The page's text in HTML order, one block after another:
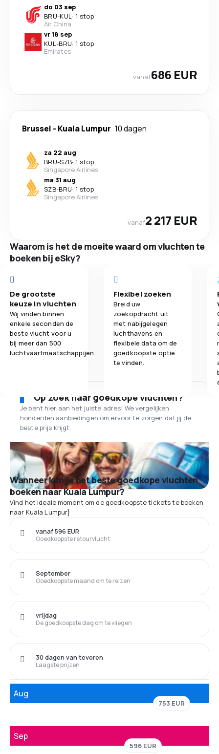
do 03 sep
BRU-KUL· 1 stop
Air China
vr 18 sep
KUL-BRU· 1 stop
Emirates
vanaf686 EUR
Brussel - Kuala Lumpur 10 dagen
za 22 aug
BRU-SZB· 1 stop
Singapore Airlines
ma 31 aug
SZB-BRU· 1 stop
Singapore Airlines
vanaf2 217 EUR
Waarom is het de moeite waard om vluchten te
boeken bij eSky?
De grootste
keuze in vluchten
Wij vinden binnen
enkele seconden de
beste vlucht voor u
bij meer dan 500
luchtvaartmaatschappijen.
Flexibel zoeken
Breid uw
zoekopdracht uit
met nabijgelegen
luchthavens en
flexibele data om de
goedkoopste optie
te vinden.
Op zoek naar goedkope vluchten?
Je bent hier aan het juiste adres! We vergelijken
honderden aanbiedingen om ervoor te zorgen dat jij de
beste prijs krijgt.
Wanneer kun je het beste goedkope vluchten
boeken naar Kuala Lumpur?
Vind het ideale moment om de goedkoopste tickets te boeken
naar Kuala Lumpur}
Goedkoopste retourvlucht
vanaf 596 EUR
Goedkoopste maand om te reizen
September
De goedkoopste dag om te vliegen
vrijdag
Laagste prijzen
30 dagen van tevoren
Aug
753 EUR
Sep
596 EUR